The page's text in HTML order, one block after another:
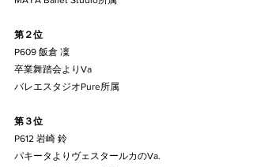
第２位
P609 飯倉 凜
卒業舞踏会よりVa
バレエスタジオPure所属
第３位
P612 岩崎 鈴
パキータよりヴェスタールカのVa.